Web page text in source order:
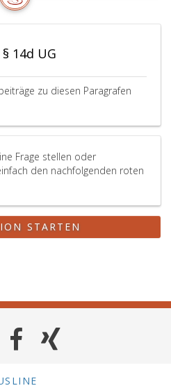
14d UG
zu diesen Paragrafen
Frage stellen oder
den nachfolgenden roten
STARTEN